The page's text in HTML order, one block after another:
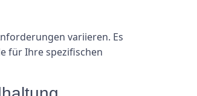
variieren. Es
für Ihre spezifischen